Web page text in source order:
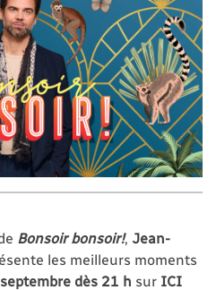
Bonsoir bonsoir!, Jean-
les meilleurs moments
dès 21 h sur ICI